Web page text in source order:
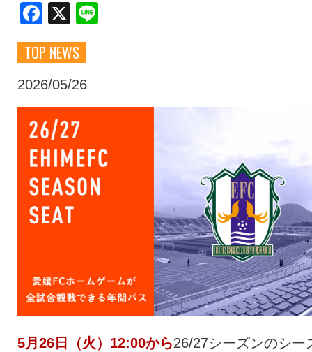
スクール
ファンクラブ
トップチーム アカデミー
スポンサー グッズ
Facebook
X
TOP NEWS
2026/05/26
5月26日（火）12:00から26/27シーズンのシー